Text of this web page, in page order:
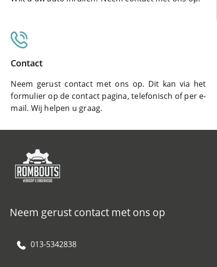
Contact
Neem gerust contact met ons op. Dit kan via het
formulier op de contact pagina, telefonisch of per e-
mail. Wij helpen u graag.
Neem gerust contact met ons op
013-5342838